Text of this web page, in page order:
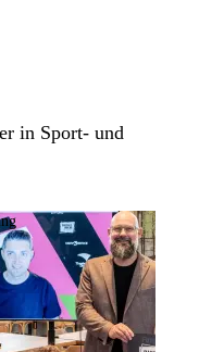
in Sport- und